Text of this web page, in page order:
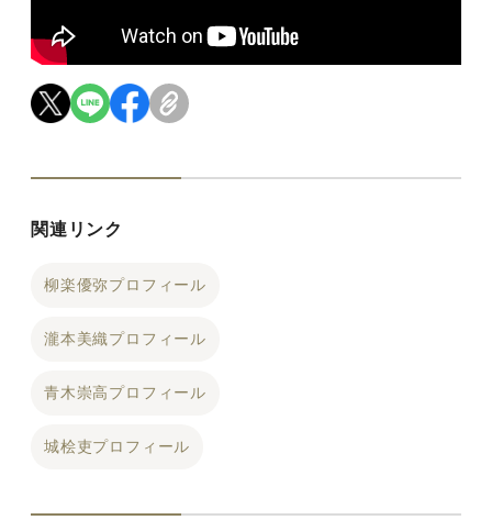
関連リンク
柳楽優弥プロフィール
瀧本美織プロフィール
青木崇高プロフィール
城桧吏プロフィール